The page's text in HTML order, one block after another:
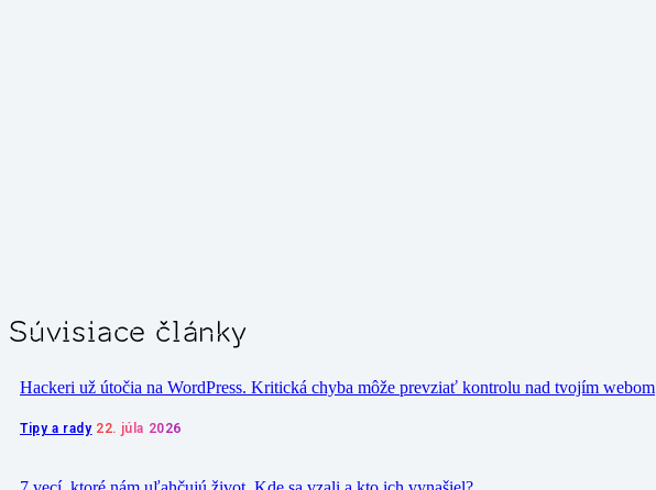
Súvisiace články
Hackeri už útočia na WordPress. Kritická chyba môže prevziať kontrolu nad tvojím webom
Tipy a rady 22. júla 2026